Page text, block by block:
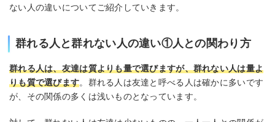
ない人の違いについてご紹介していきます。
群れる人と群れない人の違い①人との関わり方
群れる人は、友達は質よりも量で選びますが、群れない人は量よ
りも質で選びます。群れる人は友達と呼べる人は確かに多いです
が、その関係の多くは浅いものとなっています。